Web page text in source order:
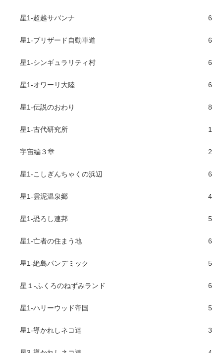
星1-超越サバンナ 6
星1-ブリザード自動車道 6
星1-シンギュラリティ村 6
星1-オワーリ大陸 6
星1-伝説のおわり 8
星1-古代研究所 1
宇宙編３章 2
星1-こしぎんちゃくの浜辺 6
星1-雲泥温泉郷 4
星1-恐ろし連邦 5
星1-亡者の住まう地 6
星1-絶島パンデミック 5
星１-ふくろのねずみランド 6
星1-ハリーウッド帝国 5
星1-導かれしネコ達 3